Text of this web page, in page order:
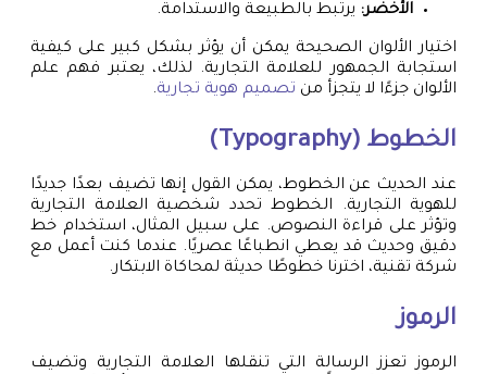
الأخضر: يرتبط بالطبيعة والاستدامة.
اختيار الألوان الصحيحة يمكن أن يؤثر بشكل كبير على كيفية
استجابة الجمهور للعلامة التجارية. لذلك، يعتبر فهم علم
الألوان جزءًا لا يتجزأ من تصميم هوية تجارية.
الخطوط (Typography)
عند الحديث عن الخطوط، يمكن القول إنها تضيف بعدًا جديدًا
للهوية التجارية. الخطوط تحدد شخصية العلامة التجارية
وتؤثر على قراءة النصوص. على سبيل المثال، استخدام خط
دقيق وحديث قد يعطي انطباعًا عصريًا. عندما كنت أعمل مع
شركة تقنية، اخترنا خطوطًا حديثة لمحاكاة الابتكار.
الرموز
الرموز تعزز الرسالة التي تنقلها العلامة التجارية وتضيف